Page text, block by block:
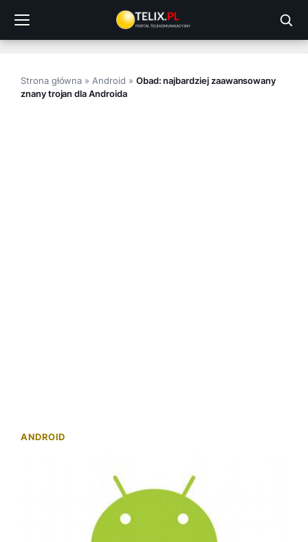
treści
Strona główna » Android » Obad: najbardziej zaawansowany
znany trojan dla Androida
ANDROID